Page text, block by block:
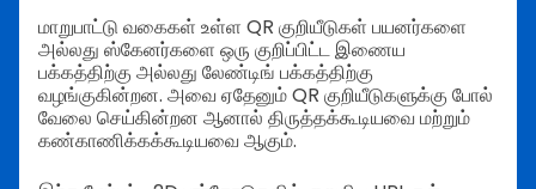
மாறுபாட்டு வகைகள் உள்ள QR குறியீடுகள் பயனர்களை
அல்லது ஸ்கேனர்களை ஒரு குறிப்பிட்ட இணைய
பக்கத்திற்கு அல்லது லேண்டிங் பக்கத்திற்கு
வழங்குகின்றன. அவை ஏதேனும் QR குறியீடுகளுக்கு போல்
வேலை செய்கின்றன ஆனால் திருத்தக்கூடியவை மற்றும்
கண்காணிக்கக்கூடியவை ஆகும்.